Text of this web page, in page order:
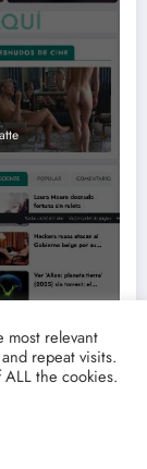
most relevant
repeat visits.
the cookies.